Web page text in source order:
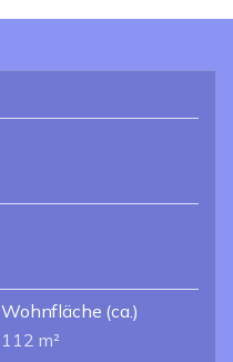
Wohnfläche (ca.)
112 m²